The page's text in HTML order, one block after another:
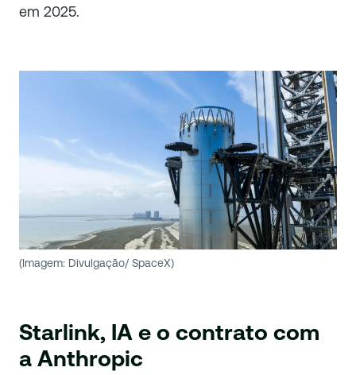
em 2025.
(Imagem: Divulgação/ SpaceX)
Starlink, IA e o contrato com
a Anthropic